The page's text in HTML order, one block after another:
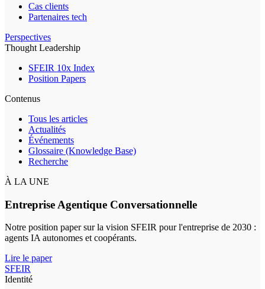
Cas clients
Partenaires tech
Perspectives
Thought Leadership
SFEIR 10x Index
Position Papers
Contenus
Tous les articles
Actualités
Événements
Glossaire (Knowledge Base)
Recherche
À LA UNE
Entreprise Agentique Conversationnelle
Notre position paper sur la vision SFEIR pour l'entreprise de 2030 :
agents IA autonomes et coopérants.
Lire le paper
SFEIR
Identité